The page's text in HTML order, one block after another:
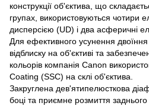
конструкції об'єктива, що
групах, використовуються чотири
дисперсією (UD) і два асферичні
Для ефективного усунення
відблиску на об'єктиві та
кольорів компанія Canon
Coating (SSC) на склі об'єктива.
Закруглена дев'ятипелюсткова
боці та приємне розмиття заднього